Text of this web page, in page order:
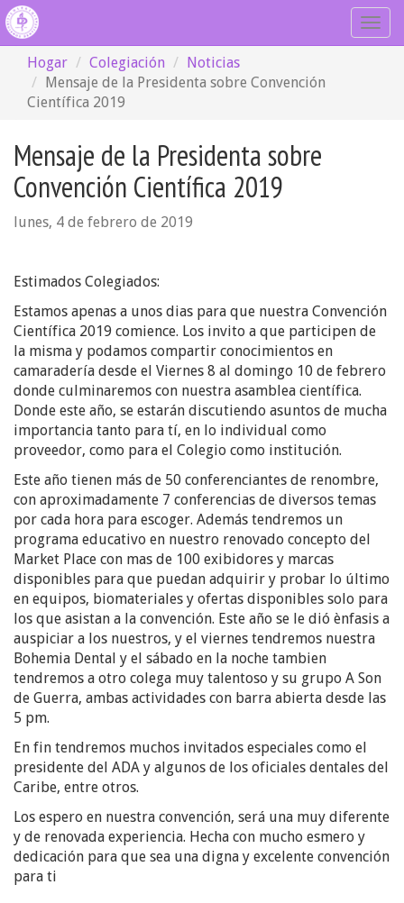
Hogar
Colegiación
Noticias
Mensaje de la Presidenta sobre Convención
Científica 2019
Mensaje de la Presidenta sobre
Convención Científica 2019
lunes, 4 de febrero de 2019
Estimados Colegiados:
Estamos apenas a unos dias para que nuestra Convención
Científica 2019 comience. Los invito a que participen de
la misma y podamos compartir conocimientos en
camaradería desde el Viernes 8 al domingo 10 de febrero
donde culminaremos con nuestra asamblea científica.
Donde este año, se estarán discutiendo asuntos de mucha
importancia tanto para tí, en lo individual como
proveedor, como para el Colegio como institución.
Este año tienen más de 50 conferenciantes de renombre,
con aproximadamente 7 conferencias de diversos temas
por cada hora para escoger. Además tendremos un
programa educativo en nuestro renovado concepto del
Market Place con mas de 100 exibidores y marcas
disponibles para que puedan adquirir y probar lo último
en equipos, biomateriales y ofertas disponibles solo para
los que asistan a la convención. Este año se le dió ènfasis a
auspiciar a los nuestros, y el viernes tendremos nuestra
Bohemia Dental y el sábado en la noche tambien
tendremos a otro colega muy talentoso y su grupo A Son
de Guerra, ambas actividades con barra abierta desde las
5 pm.
En fin tendremos muchos invitados especiales como el
presidente del ADA y algunos de los oficiales dentales del
Caribe, entre otros.
Los espero en nuestra convención, será una muy diferente
y de renovada experiencia. Hecha con mucho esmero y
dedicación para que sea una digna y excelente convención
para ti